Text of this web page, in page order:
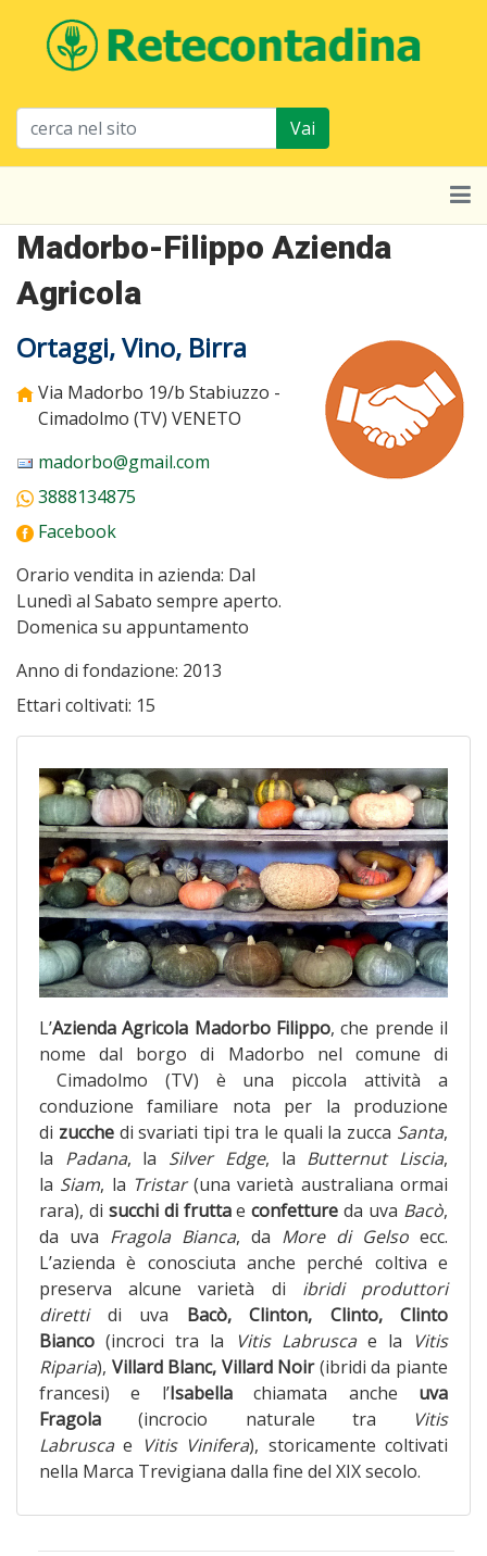
Vai
Madorbo-Filippo Azienda
Agricola
Ortaggi, Vino, Birra
Via Madorbo 19/b Stabiuzzo -
Cimadolmo (TV) VENETO
madorbo@gmail.com
3888134875
Facebook
Orario vendita in azienda: Dal
Lunedì al Sabato sempre aperto.
Domenica su appuntamento
Anno di fondazione: 2013
Ettari coltivati: 15
L’Azienda Agricola Madorbo Filippo, che prende il
nome dal borgo di Madorbo nel comune di
Cimadolmo (TV) è una piccola attività a
conduzione familiare nota per la produzione
di zucchedi svariati tipi tra le quali la zucca Santa,
la Padana, la Silver Edge, la Butternut Liscia,
la Siam, la Tristar(una varietà australiana ormai
rara), di succhi di fruttaeconfetture da uva Bacò,
da uva Fragola Bianca, da More di Gelso ecc.
L’azienda è conosciuta anche perché coltiva e
preserva alcune varietà di ibridi produttori
direttidi uva Bacò, Clinton, Clinto, Clinto
Bianco (incroci tra la Vitis Labruscae la
Vitis
Riparia), Villard Blanc, Villard Noir (ibridi da piante
francesi) e l’Isabella chiamata anche
uva
Fragola
(incrocio naturale tra
Vitis
Labruscae Vitis Vinifera), storicamente coltivati
nella Marca Trevigiana dalla fine del XIX secolo.